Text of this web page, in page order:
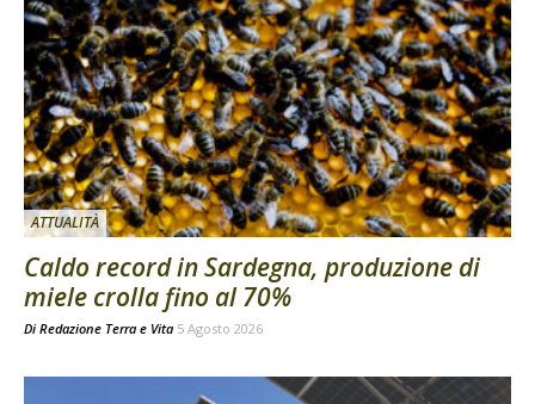
ATTUALITÀ
Caldo record in Sardegna, produzione di
miele crolla fino al 70%
Di Redazione Terra e Vita 5 Agosto 2026